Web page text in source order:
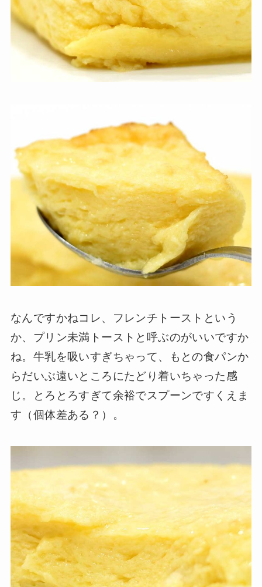
なんですかねコレ、フレンチトーストという
か、プリン未満トーストと呼ぶのがいいですか
ね。牛乳を吸いすぎちゃって、もとの食パンか
らだいぶ遠いところにたどり着いちゃった感
じ。とろとろすぎて余裕でスプーンですくえま
す（個体差ある？）。